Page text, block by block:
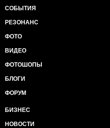
СОБЫТИЯ
РЕЗОНАНС
ФОТО
ВИДЕО
ФОТОШОПЫ
БЛОГИ
ФОРУМ
БИЗНЕС
НОВОСТИ